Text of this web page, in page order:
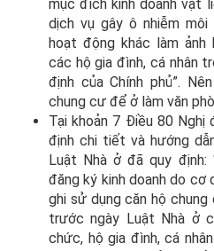
mục đích kinh doanh vật
dịch vụ gây ô nhiễm
hoạt động khác làm
các hộ gia đình, cá nhân
định của Chính phủ”.
chung cư để ở làm văn
Tại khoản 7 Điều 80
định chi tiết và hướng
Luật Nhà ở đã quy
đăng ký kinh doanh do cơ
ghi sử dụng căn hộ
trước ngày Luật Nhà ở
chức, hộ gia đình, cá